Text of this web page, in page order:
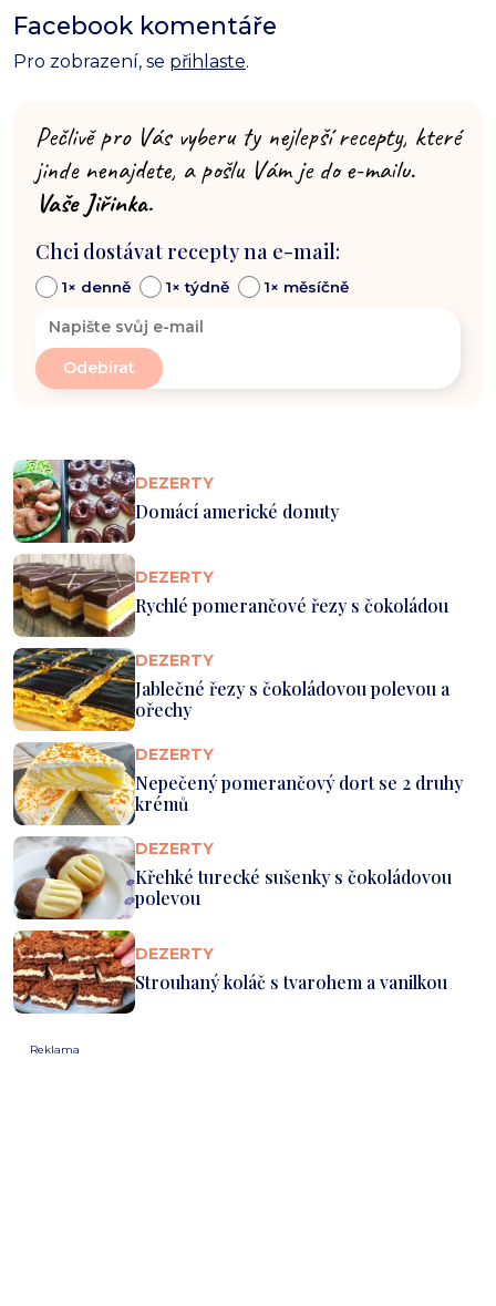
Facebook komentáře
Pro zobrazení, se přihlaste.
Pečlivě pro Vás vyberu ty nejlepší recepty, které
jinde nenajdete, a pošlu Vám je do e-mailu.
Vaše Jiřinka.
Chci dostávat recepty na e-mail:
1× denně 1× týdně 1× měsíčně
DEZERTY
Domácí americké donuty
DEZERTY
Rychlé pomerančové řezy s čokoládou
DEZERTY
Jablečné řezy s čokoládovou polevou a
ořechy
DEZERTY
Nepečený pomerančový dort se 2 druhy
krémů
DEZERTY
Křehké turecké sušenky s čokoládovou
polevou
DEZERTY
Strouhaný koláč s tvarohem a vanilkou
Reklama